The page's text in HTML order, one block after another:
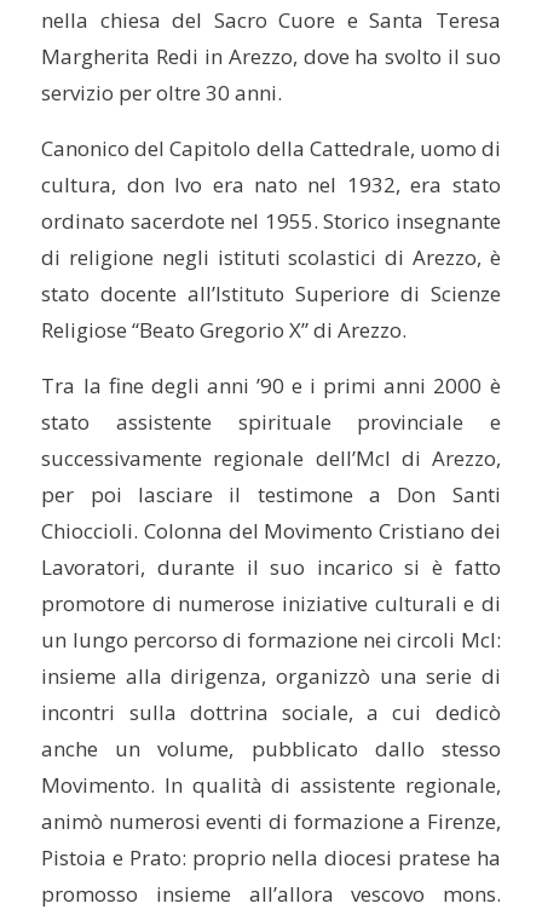
nella chiesa del Sacro Cuore e Santa Teresa
Margherita Redi in Arezzo, dove ha svolto il suo
servizio per oltre 30 anni.
Canonico del Capitolo della Cattedrale, uomo di
cultura, don Ivo era nato nel 1932, era stato
ordinato sacerdote nel 1955. Storico insegnante
di religione negli istituti scolastici di Arezzo, è
stato docente all’Istituto Superiore di Scienze
Religiose “Beato Gregorio X” di Arezzo.
Tra la fine degli anni ’90 e i primi anni 2000 è
stato assistente spirituale provinciale e
successivamente regionale dell’Mcl di Arezzo,
per poi lasciare il testimone a Don Santi
Chioccioli. Colonna del Movimento Cristiano dei
Lavoratori, durante il suo incarico si è fatto
promotore di numerose iniziative culturali e di
un lungo percorso di formazione nei circoli Mcl:
insieme alla dirigenza, organizzò una serie di
incontri sulla dottrina sociale, a cui dedicò
anche un volume, pubblicato dallo stesso
Movimento. In qualità di assistente regionale,
animò numerosi eventi di formazione a Firenze,
Pistoia e Prato: proprio nella diocesi pratese ha
promosso insieme all’allora vescovo mons.